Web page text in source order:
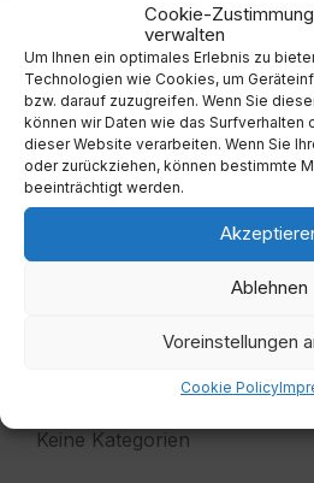
Cookie-Zustimmung
verwalten
Um Ihnen ein optimales Erlebnis zu
Technologien wie Cookies, um
bzw. darauf zuzugreifen. Wenn Sie
können wir Daten wie das Surfverhalten
dieser Website verarbeiten. Wenn Sie
oder zurückziehen, können bestimmte
beeinträchtigt werden.
Ablehnen
Voreinstellungen
Cookie Policy
Von:
Bis:
Filter
Keine Kategorien